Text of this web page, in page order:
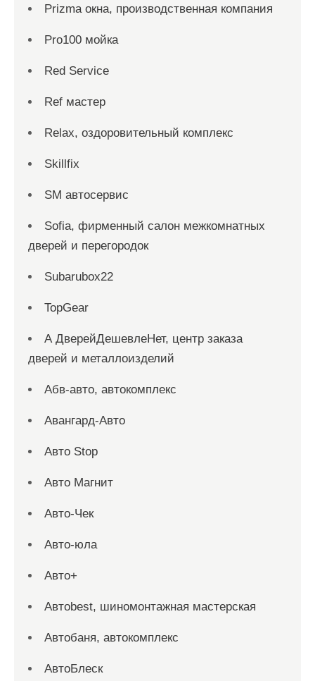
Prizma окна, производственная компания
Pro100 мойка
Red Service
Ref мастер
Relax, оздоровительный комплекс
Skillfix
SM автосервис
Sofia, фирменный салон межкомнатных
дверей и перегородок
Subarubox22
TopGear
А ДверейДешевлеНет, центр заказа
дверей и металлоизделий
Абв-авто, автокомплекс
Авангард-Авто
Авто Stop
Авто Магнит
Авто-Чек
Авто-юла
Авто+
Автоbest, шиномонтажная мастерская
Автобаня, автокомплекс
АвтоБлеск